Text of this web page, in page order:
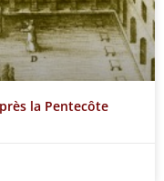
la Pentecôte